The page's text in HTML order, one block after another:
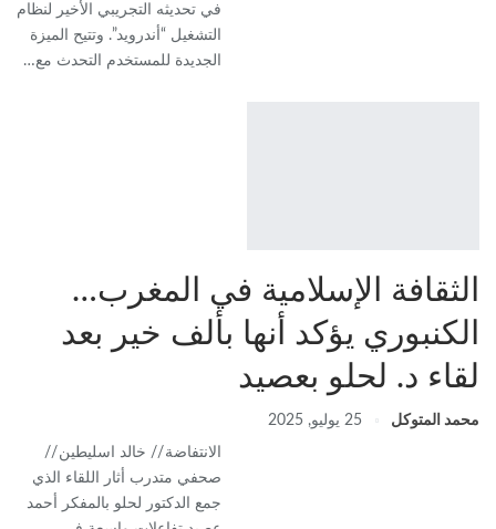
في تحديثه التجريبي الأخير لنظام
التشغيل “أندرويد”. وتتيح الميزة
الجديدة للمستخدم التحدث مع…
الثقافة الإسلامية في المغرب…
الكنبوري يؤكد أنها بألف خير بعد
لقاء د. لحلو بعصيد
محمد المتوكل 25 يوليو, 2025
الانتفاضة // خالد اسليطين //
صحفي متدرب أثار اللقاء الذي
جمع الدكتور لحلو بالمفكر أحمد